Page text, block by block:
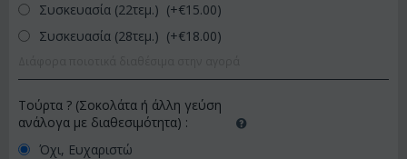
Συσκευασία (22τεμ.) (+€15.00)
Συσκευασία (28τεμ.) (+€18.00)
Τούρτα ? (Σοκολάτα ή άλλη γεύση
ανάλογα με διαθεσιμότητα) :
Όχι, Ευχαριστώ